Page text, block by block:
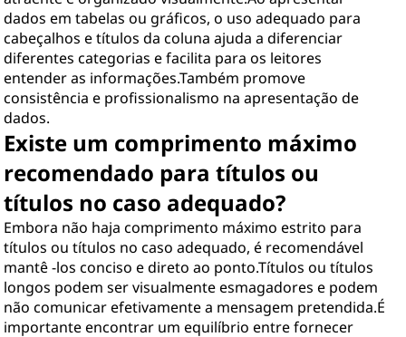
dados em tabelas ou gráficos, o uso adequado para
cabeçalhos e títulos da coluna ajuda a diferenciar
diferentes categorias e facilita para os leitores
entender as informações.Também promove
consistência e profissionalismo na apresentação de
dados.
Existe um comprimento máximo
recomendado para títulos ou
títulos no caso adequado?
Embora não haja comprimento máximo estrito para
títulos ou títulos no caso adequado, é recomendável
mantê -los conciso e direto ao ponto.Títulos ou títulos
longos podem ser visualmente esmagadores e podem
não comunicar efetivamente a mensagem pretendida.É
importante encontrar um equilíbrio entre fornecer